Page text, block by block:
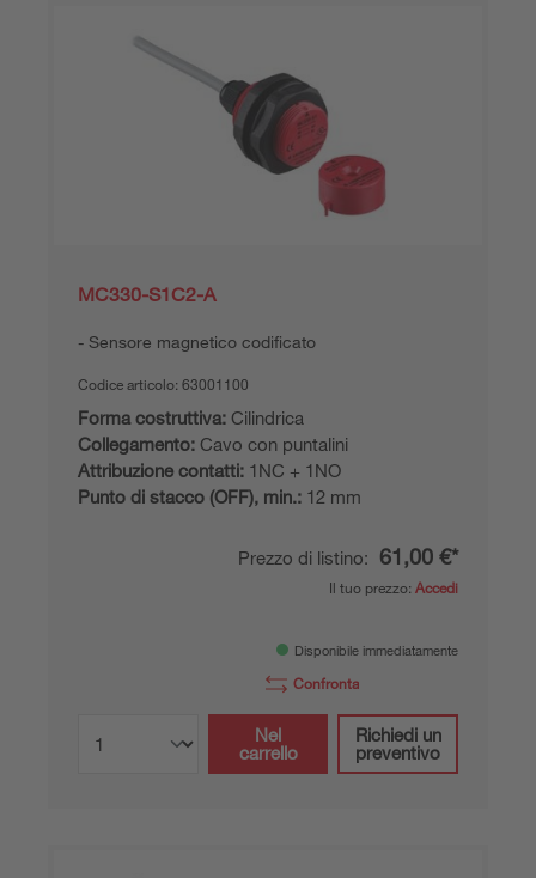
MC330-S1C2-A
Sensore magnetico codificato
Codice articolo: 63001100
Forma costruttiva: Cilindrica
Collegamento: Cavo con puntalini
Attribuzione contatti: 1NC + 1NO
Punto di stacco (OFF), min.: 12 mm
Prezzo di listino: 61,00 €*
Il tuo prezzo: Accedi
Disponibile immediatamente
Confronta
Nel
carrello
Richiedi un
preventivo